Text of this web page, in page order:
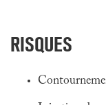
RISQUES